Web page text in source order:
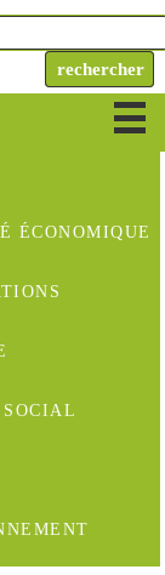
ÉCONOMIQUE